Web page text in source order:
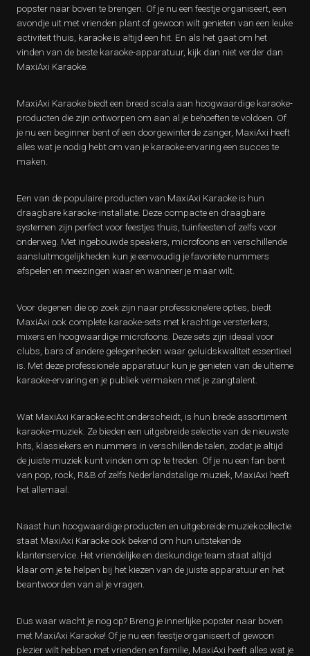
popster naar boven te brengen. Of je nu een feestje organiseert, een
avondje uit met vrienden plant of gewoon wilt genieten van een leuke
activiteit thuis, karaoke is altijd een hit. En als het gaat om het
vinden van de beste karaoke-apparatuur, kijk dan niet verder dan
MaxiAxi Karaoke.
MaxiAxi Karaoke biedt een breed scala aan hoogwaardige karaoke-
producten die zijn ontworpen om aan al je behoeften te voldoen. Of
je nu een beginner bent of een doorgewinterde zanger, MaxiAxi heeft
alles wat je nodig hebt om van je karaoke-ervaring een succes te
maken.
Een van de populaire producten van MaxiAxi Karaoke is hun
draagbare karaoke-installatie. Deze compacte en draagbare
systemen zijn perfect voor feestjes thuis, tuinfeesten of zelfs voor
onderweg. Met ingebouwde speakers, microfoons en verschillende
aansluitmogelijkheden kun je eenvoudig je favoriete nummers
afspelen en meezingen waar en wanneer je maar wilt.
Voor degenen die op zoek zijn naar professionelere opties, biedt
MaxiAxi ook complete karaoke-sets met krachtige versterkers,
mixers en hoogwaardige microfoons. Deze sets zijn ideaal voor
clubs, bars of andere gelegenheden waar geluidskwaliteit essentieel
is. Met deze professionele apparatuur kun je genieten van de ultieme
karaoke-ervaring en je publiek vermaken met je zangtalent.
Wat MaxiAxi Karaoke echt onderscheidt, is hun brede assortiment
karaoke-muziek. Ze bieden een uitgebreide selectie van de nieuwste
hits, klassiekers en nummers in verschillende talen, zodat je altijd
de juiste muziek kunt vinden om op te treden. Of je nu een fan bent
van pop, rock, R&B of zelfs Nederlandstalige muziek, MaxiAxi heeft
het allemaal.
Naast hun hoogwaardige producten en uitgebreide muziekcollectie
staat MaxiAxi Karaoke ook bekend om hun uitstekende
klantenservice. Het vriendelijke en deskundige team staat altijd
klaar om je te helpen bij het kiezen van de juiste apparatuur en het
beantwoorden van al je vragen.
Dus waar wacht je nog op? Breng je innerlijke popster naar boven
met MaxiAxi Karaoke! Of je nu een feestje organiseert of gewoon
plezier wilt hebben met vrienden en familie, MaxiAxi heeft alles wat je